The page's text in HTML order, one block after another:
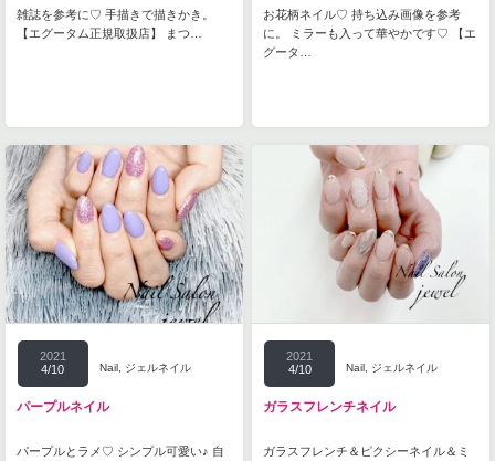
雑誌を参考に♡ 手描きで描きかき。
【エグータム正規取扱店】 まつ…
お花柄ネイル♡ 持ち込み画像を参考
に。 ミラーも入って華やかです♡ 【エ
グータ…
2021
4/10
Nail ジェルネイル
パープルネイル
パープルとラメ♡ シンプル可愛い♪ 自
2021
4/10
Nail ジェルネイル
ガラスフレンチネイル
ガラスフレンチ＆ピクシーネイル＆ミ